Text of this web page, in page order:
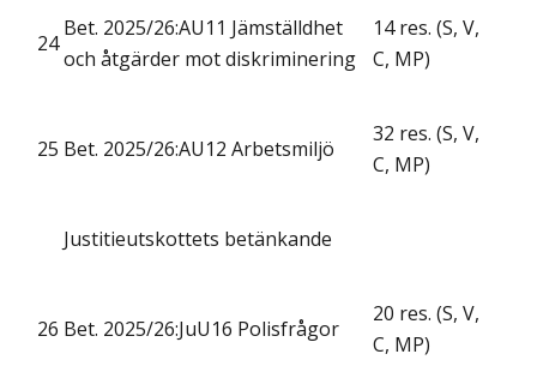
24
Bet. 2025/26:AU11 Jämställdhet
och åtgärder mot diskriminering
14 res. (S, V,
C, MP)
25 Bet. 2025/26:AU12 Arbetsmiljö
32 res. (S, V,
C, MP)
Justitieutskottets betänkande
26 Bet. 2025/26:JuU16 Polisfrågor
20 res. (S, V,
C, MP)